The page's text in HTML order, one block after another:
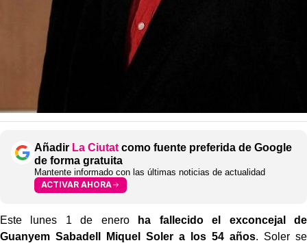
Añadir La Ciutat como fuente preferida de Google
de forma gratuita
Mantente informado con las últimas noticias de actualidad
ACTIVAR AHORA
Este lunes 1 de enero
ha fallecido el exconcejal de
Guanyem Sabadell Miquel Soler a los 54 años. Soler se